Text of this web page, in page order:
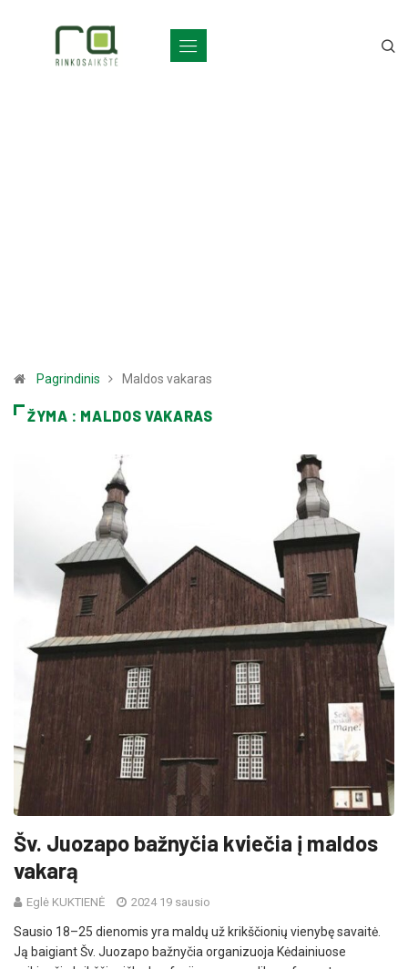
Pagrindinis Maldos vakaras
ŽYMA : MALDOS VAKARAS
Šv. Juozapo bažnyčia kviečia į maldos
vakarą
Eglė KUKTIENĖ 2024 19 sausio
Sausio 18–25 dienomis yra maldų už krikščionių vienybę savaitė.
Ją baigiant Šv. Juozapo bažnyčia organizuoja Kėdainiuose